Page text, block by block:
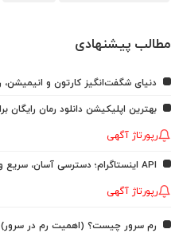
مطالب پیشنهادی
دنیای شگفت‌انگیز کارتون و
بهترین اپلیکیشن دانلود رمان رایگان
رپورتاژ آگهی
API اینستاگرام؛ دسترسی آسان، سریع و بدون محدودیت به اطلاعات اینستاگرام
رپورتاژ آگهی
رم سرور چیست؟ (اهمیت رم در سرور)